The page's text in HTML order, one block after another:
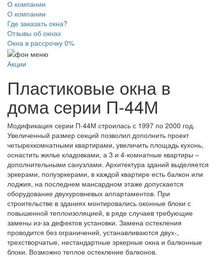
О компании
О компании
Где заказать окна?
Отзывы об окнах
Окна в рассрочку 0%
Акции
Пластиковые окна в
дома серии П-44М
Модификация серии П-44М строилась с 1997 по 2000 год.
Увеличенный размер секций позволил дополнить проект
четырехкомнатными квартирами, увеличить площадь кухонь,
оснастить жилье кладовками, а 3 и 4-комнатные квартиры –
дополнительными санузлами. Архитектура зданий выделяется
эркерами, полуэркерами, в каждой квартире есть балкон или
лоджия, на последнем мансардном этаже допускается
оборудование двухуровневых аппартаментов. При
строительстве в зданиях монтировались оконные блоки с
повышенной теплоизоляцией, в ряде случаев требующие
замены из-за дефектов установки. Замена остекления
проводится без ограничений, устанавливаются двух-,
трехстворчатые, нестандартные эркерные окна и балконные
блоки. Возможно теплое остекление балконов.